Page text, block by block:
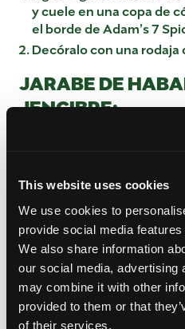
This website uses cookies
We use cookies to
provide social media
We also share information
our social media, advertising
may combine it with other
provided to them or that
of their services.
y cuele en una copa de
el borde de Adam’s 7
Decóralo con una rodaja
JARABE DE
JENGIBRE:
Calienta 1 taza de
Retirar el habanero 5
del fuego.
Enfriar y colar el
el refrigerador 3
MEZCLA DE 7
Mezcle 2 partes de
hinojo molido, 2 partes